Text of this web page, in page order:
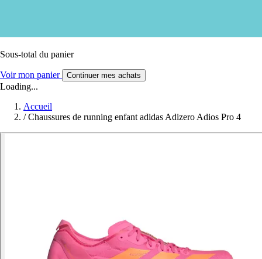
Sous-total du panier
Voir mon panier Continuer mes achats
Loading...
Accueil
/ Chaussures de running enfant adidas Adizero Adios Pro 4